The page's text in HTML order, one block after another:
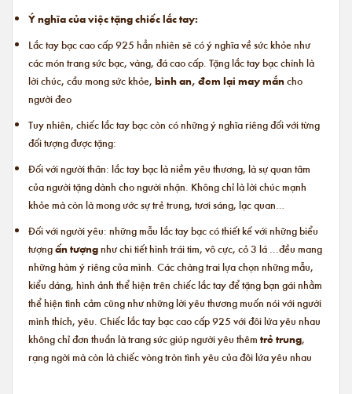
Ý nghĩa của việc tặng chiếc lắc tay:
Lắc tay bạc cao cấp 925 hẳn nhiên sẽ có ý nghĩa về sức khỏe như
các món trang sức bạc, vàng, đá cao cấp. Tặng lắc tay bạc chính là
lời chúc, cầu mong sức khỏe, bình an, đem lại may mắncho
người đeo
Tuy nhiên, chiếc lắc tay bạc còn có những ý nghĩa riêng đối với từng
đối tượng được tặng:
Đối với người thân: lắc tay bạc là niềm yêu thương, là sự quan tâm
của người tặng dành cho người nhận. Không chỉ là lời chúc mạnh
khỏe mà còn là mong ước sự trẻ trung, tươi sáng, lạc quan…
Đối với người yêu: những mẫu lắc tay bạc có thiết kế với những biểu
tượngấn tượngnhư chi tiết hình trái tim, vô cực, cỏ 3 lá ...đều mang
những hàm ý riêng của mình. Các chàng trai lựa chọn những mẫu,
kiểu dáng, hình ảnh thể hiện trên chiếc lắc tay để tặng bạn gái nhằm
thể hiện tình cảm cũng như những lời yêu thương muốn nói với người
mình thích, yêu. Chiếc lắc tay bạc cao cấp 925 với đôi lứa yêu nhau
không chỉ đơn thuần là trang sức giúp người yêu thêm trẻ trung,
rạng ngời mà còn là chiếc vòng tròn tình yêu của đôi lứa yêu nhau